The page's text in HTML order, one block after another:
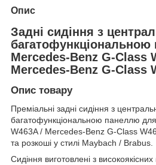
Опис
Задні сидіння з
Mercedes-Benz G-Class
Mercedes-Benz G-Class
Опис товару
Преміальні задні сидіння з
багатофункціональною панеллю
W463A / Mercedes-Benz G-Class
та розкоші у стилі Maybach / Brabus.
Сидіння виготовлені з